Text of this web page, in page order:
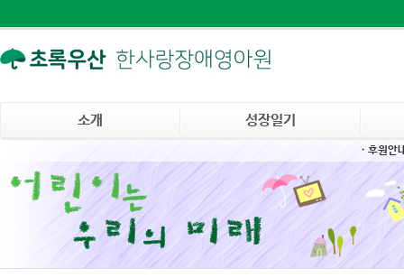
소개 성장일기
· 후원안